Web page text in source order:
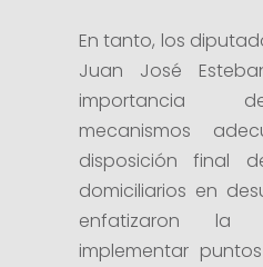
En tanto, los
Juan José
importancia
mecanismos
disposición final
domiciliarios en
enfatizaron la
implementar